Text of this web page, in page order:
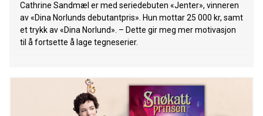
Cathrine Sandmæl er med seriedebuten «Jenter», vinneren
av «Dina Norlunds debutantpris». Hun mottar 25 000 kr, samt
et trykk av «Dina Norlund». – Dette gir meg mer motivasjon
til å fortsette å lage tegneserier.